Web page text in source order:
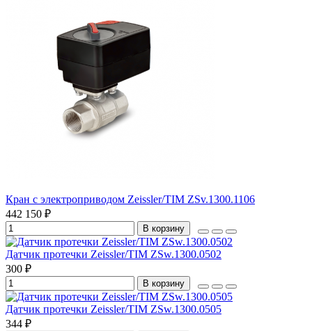
Кран с электроприводом Zeissler/TIM ZSv.1300.1106
442 150 ₽
В корзину
Датчик протечки Zeissler/TIM ZSw.1300.0502
300 ₽
В корзину
Датчик протечки Zeissler/TIM ZSw.1300.0505
344 ₽